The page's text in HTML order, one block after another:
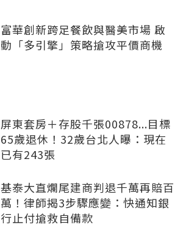
富華創新跨足餐飲與醫美市場 啟
動「多引擎」策略搶攻平價商機
屏東套房＋存股千張00878...目標
65歲退休！32歲台北人曝：現在
已有243張
基泰大直爛尾建商判退千萬再賠百
萬！律師揭3步驟應變：快通知銀
行止付搶救自備款